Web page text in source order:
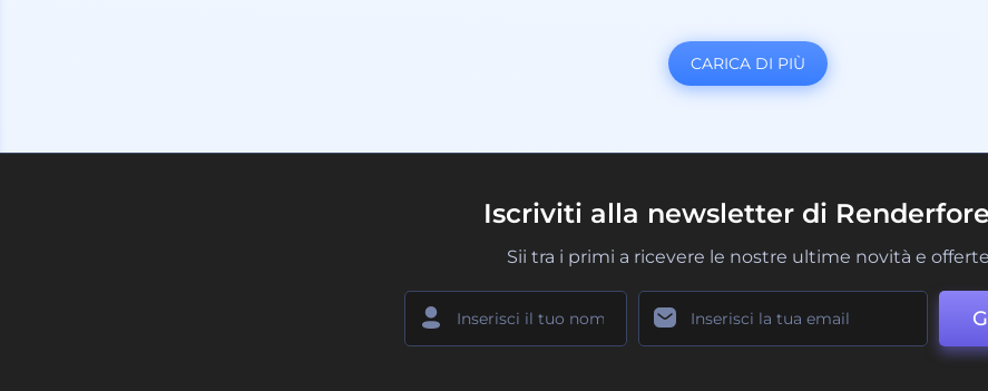
CARICA DI PIÙ
Iscriviti alla newsletter di
Sii tra i primi a ricevere le nostre ultime novità e offerte